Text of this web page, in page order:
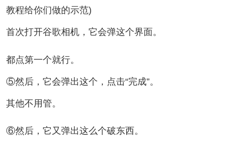
教程给你们做的示范)
首次打开谷歌相机，它会弹这个界面。
都点第一个就行。
⑤然后，它会弹出这个，点击“完成”。
其他不用管。
⑥然后，它又弹出这么个破东西。